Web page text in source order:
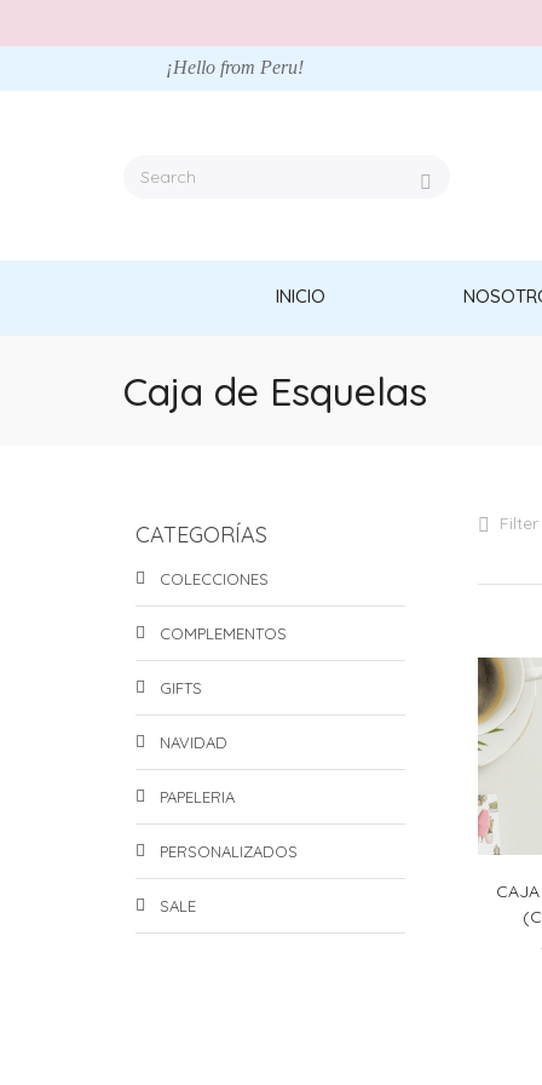
¡Hello from Peru!
INICIO
Caja de Esquelas
Filter
CATEGORÍAS
COLECCIONES
COMPLEMENTOS
GIFTS
NAVIDAD
PAPELERIA
PERSONALIZADOS
SALE